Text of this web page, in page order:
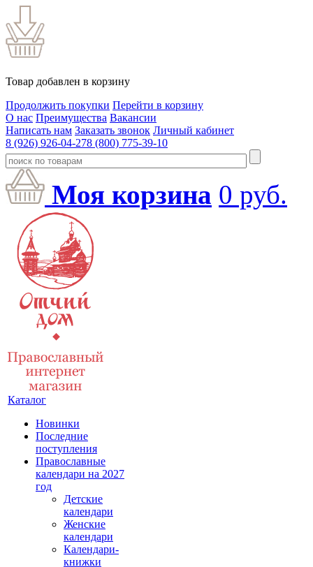
Товар добавлен в корзину
Продолжить покупки Перейти в корзину
О нас Преимущества Вакансии
Написать нам Заказать звонок Личный кабинет
8 (926) 926-04-278 (800) 775-39-10
Моя корзина 0 руб.
Каталог
Новинки
Последние
поступления
Православные
календари на 2027
год
Детские
календари
Женские
календари
Календари-
книжки